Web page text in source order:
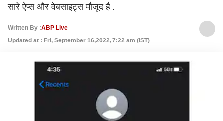
सारे ऐप्स और वेबसाइट्स मौजूद है .
Written By :ABP Live
Updated at : Fri, September 16,2022, 7:22 am (IST)